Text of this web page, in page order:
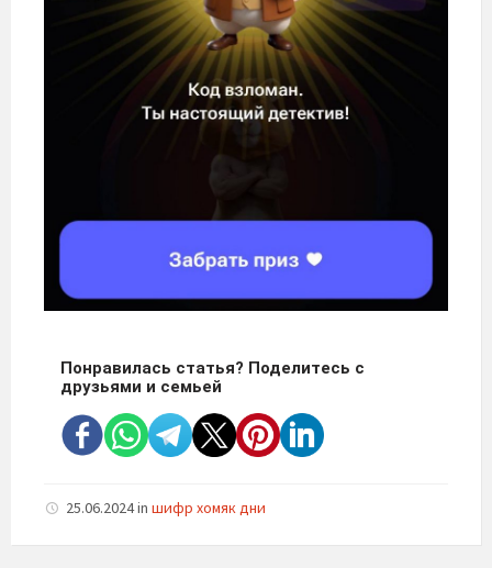
Понравилась статья? Поделитесь с
друзьями и семьей
25.06.2024in шифр хомяк дни